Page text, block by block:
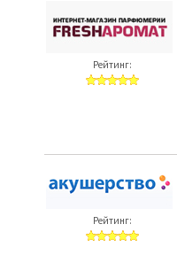
Рейтинг:
Рейтинг: